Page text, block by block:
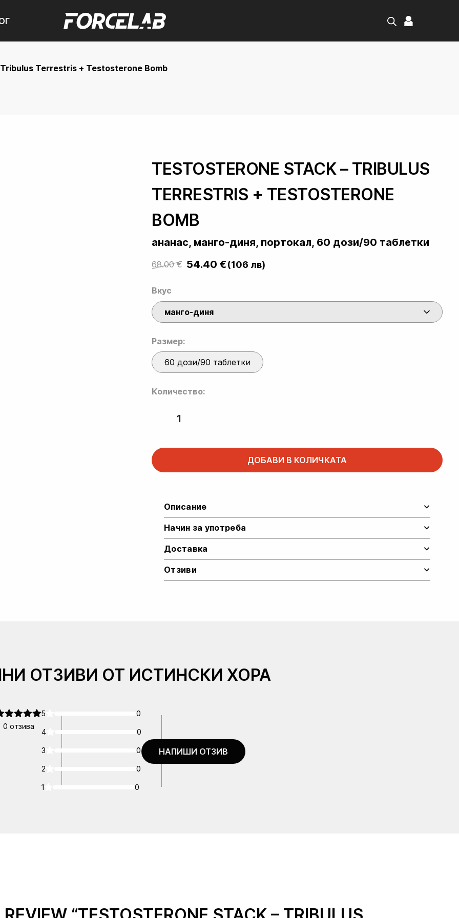
Terrestris + Testosterone Bomb
TESTOSTERONE STACK – TRIBULUS
TERRESTRIS + TESTOSTERONE
BOMB
ананас, манго-диня, портокал, 60 дози/90 таблетки
68.00€
Original
price
was:
68.00 €.
54.40 €
Current
price
is:
54.40 €.
(106 лв)
Вкус
манго-диня
Размер:
60 дози/90 таблетки
Количество:
Testosterone
Tribulus
Terrestris
Bomb
quantity
ДОБАВИ В КОЛИЧКАТА
Описание
Начин за употреба
Доставка
Отзиви
ОТЗИВИ ОТ ИСТИНСКИ ХОРА
0 отзива
5 0
4 0
3 0
2 0
1 0
НАПИШИ ОТЗИВ